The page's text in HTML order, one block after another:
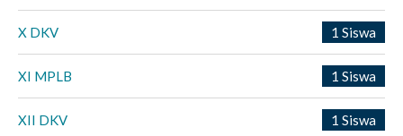
X DKV 1 Siswa
XI MPLB 1 Siswa
XII DKV 1 Siswa